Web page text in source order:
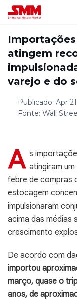
atingem
varejo e do
Publicado: Apr
Fonte: Wall
A s
atingiram
febre de compras
estocagem
impulsionaram
acima das médias
crescimento
De acordo com
importou
março, quase o
anos, de